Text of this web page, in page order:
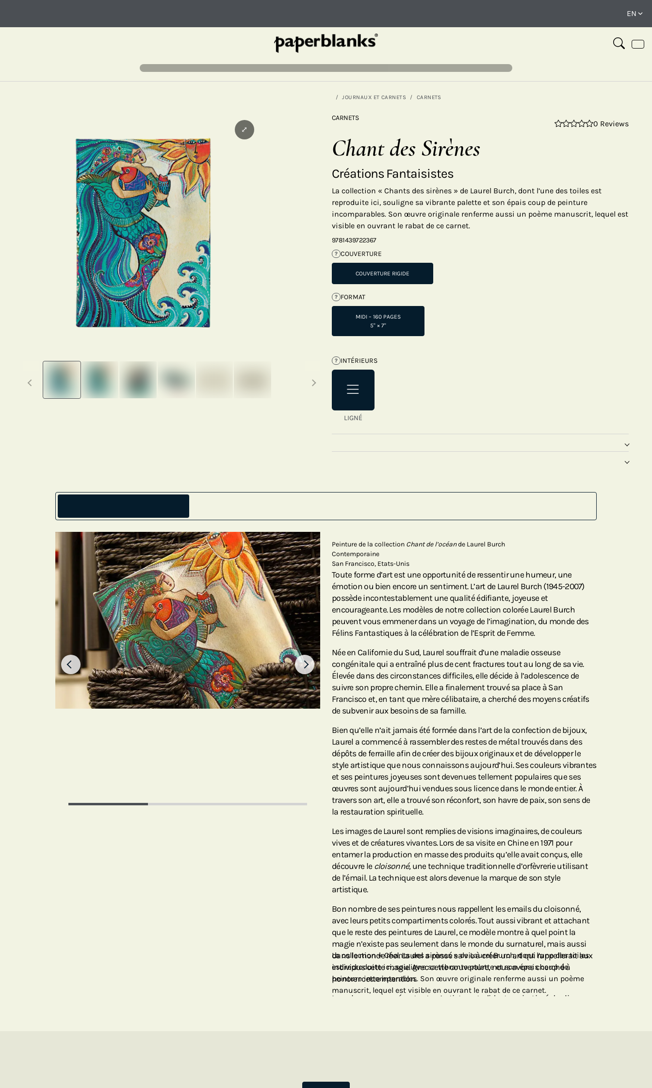
JOURNAUX ET CARNETS CARNETS
Previous thumbnails Next thumbnails
⤢
CARNETS
0 Reviews
Chant des Sirènes
Créations Fantaisistes
La collection « Chants des sirènes » de Laurel Burch, dont l’une des toiles est
reproduite ici, souligne sa vibrante palette et son épais coup de peinture
incomparables. Son œuvre originale renferme aussi un poème manuscrit, lequel est
visible en ouvrant le rabat de ce carnet.
9781439722367
? COUVERTURE
COUVERTURE RIGIDE
? FORMAT
MIDI – 160 PAGES
5" × 7"
? INTÉRIEURS
LIGNÉ
Peinture de la collection Chant de l’océande Laurel Burch
Contemporaine
San Francisco, Etats-Unis
Toute forme d’art est une opportunité de ressentir une humeur, une
émotion ou bien encore un sentiment. L’art de Laurel Burch (1945-2007)
possède incontestablement une qualité édifiante, joyeuse et
encourageante. Les modèles de notre collection colorée Laurel Burch
peuvent vous emmener dans un voyage de l’imagination, du monde des
Félins Fantastiques à la célébration de l’Esprit de Femme.
Née en Californie du Sud, Laurel souffrait d’une maladie osseuse
congénitale qui a entraîné plus de cent fractures tout au long de sa vie.
Élevée dans des circonstances difficiles, elle décide à l’adolescence de
suivre son propre chemin. Elle a finalement trouvé sa place à San
Francisco et, en tant que mère célibataire, a cherché des moyens créatifs
de subvenir aux besoins de sa famille.
Bien qu’elle n’ait jamais été formée dans l’art de la confection de bijoux,
Laurel a commencé à rassembler des restes de métal trouvés dans des
dépôts de ferraille afin de créer des bijoux originaux et de développer le
style artistique que nous connaissons aujourd’hui. Ses couleurs vibrantes
et ses peintures joyeuses sont devenues tellement populaires que ses
œuvres sont aujourd’hui vendues sous licence dans le monde entier. À
travers son art, elle a trouvé son réconfort, son havre de paix, son sens de
la restauration spirituelle.
Les images de Laurel sont remplies de visions imaginaires, de couleurs
vives et de créatures vivantes. Lors de sa visite en Chine en 1971 pour
entamer la production en masse des produits qu’elle avait conçus, elle
découvre le cloisonné,une technique traditionnelle d’orfèvrerie utilisant
de l’émail. La technique est alors devenue la marque de son style
artistique.
Bon nombre de ses peintures nous rappellent les emails du cloisonné,
avec leurs petits compartiments colorés. Tout aussi vibrant et attachant
que le reste des peintures de Laurel, ce modèle montre à quel point la
magie n’existe pas seulement dans le monde du surnaturel, mais aussi
dans le monde réel. Laurel a passé sa vie à créer un art qui rappellerait aux
individus cette magie. Avec cette couverture, nous avons cherché à
honorer cette intention.
Laurel a commencé en tant qu’artiste autodidacte qui a tissé des liens
La collection « Chants des sirènes » de Laurel Burch, dont l’une des toiles
est reproduite ici, souligne sa vibrante palette et son épais coup de
peinture incomparables. Son œuvre originale renferme aussi un poème
manuscrit, lequel est visible en ouvrant le rabat de ce carnet.